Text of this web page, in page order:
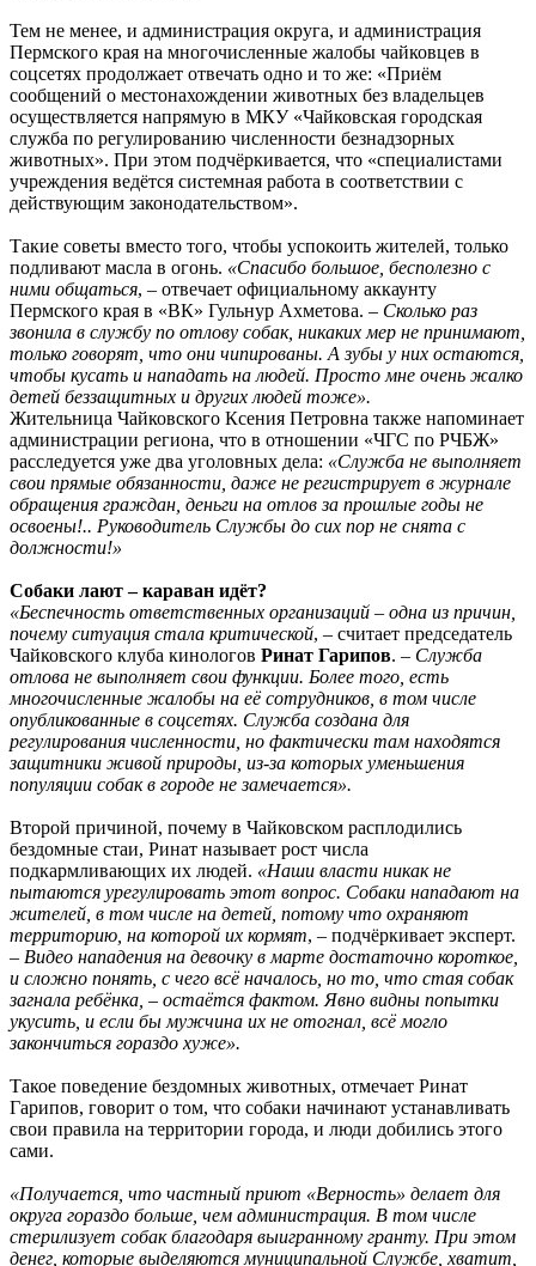
Тем не менее, и администрация округа, и администрация
Пермского края на многочисленные жалобы чайковцев в
соцсетях продолжает отвечать одно и то же: «Приём
сообщений о местонахождении животных без владельцев
осуществляется напрямую в МКУ «Чайковская городская
служба по регулированию численности безнадзорных
животных». При этом подчёркивается, что «специалистами
учреждения ведётся системная работа в соответствии с
действующим законодательством».
Такие советы вместо того, чтобы успокоить жителей, только
подливают масла в огонь. «Спасибо большое, бесполезно с
ними общаться, – отвечает официальному аккаунту
Пермского края в «ВК» Гульнур Ахметова. – Сколько раз
звонила в службу по отлову собак, никаких мер не принимают,
только говорят, что они чипированы. А зубы у них остаются,
чтобы кусать и нападать на людей. Просто мне очень жалко
детей беззащитных и других людей тоже».
Жительница Чайковского Ксения Петровна также напоминает
администрации региона, что в отношении «ЧГС по РЧБЖ»
расследуется уже два уголовных дела: «Служба не выполняет
свои прямые обязанности, даже не регистрирует в журнале
обращения граждан, деньги на отлов за прошлые годы не
освоены!.. Руководитель Службы до сих пор не снята с
должности!»
Собаки лают – караван идёт?
«Беспечность ответственных организаций – одна из причин,
почему ситуация стала критической, – считает председатель
Чайковского клуба кинологов Ринат Гарипов. – Служба
отлова не выполняет свои функции. Более того, есть
многочисленные жалобы на её сотрудников, в том числе
опубликованные в соцсетях. Служба создана для
регулирования численности, но фактически там находятся
защитники живой природы, из-за которых уменьшения
популяции собак в городе не замечается».
Второй причиной, почему в Чайковском расплодились
бездомные стаи, Ринат называет рост числа
подкармливающих их людей. «Наши власти никак не
пытаются урегулировать этот вопрос. Собаки нападают на
жителей, в том числе на детей, потому что охраняют
территорию, на которой их кормят, – подчёркивает эксперт.
– Видео нападения на девочку в марте достаточно короткое,
и сложно понять, с чего всё началось, но то, что стая собак
загнала ребёнка, – остаётся фактом. Явно видны попытки
укусить, и если бы мужчина их не отогнал, всё могло
закончиться гораздо хуже».
Такое поведение бездомных животных, отмечает Ринат
Гарипов, говорит о том, что собаки начинают устанавливать
свои правила на территории города, и люди добились этого
сами.
«Получается, что частный приют «Верность» делает для
округа гораздо больше, чем администрация. В том числе
стерилизует собак благодаря выигранному гранту. При этом
денег, которые выделяются муниципальной Службе, хватит,